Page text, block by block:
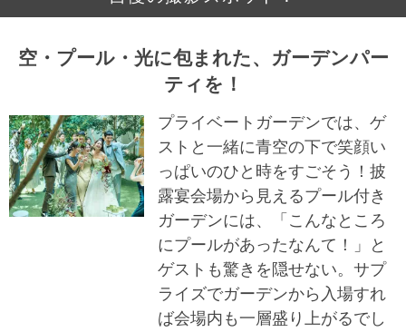
空・プール・光に包まれた、ガーデンパー
ティを！
プライベートガーデンでは、ゲ
ストと一緒に青空の下で笑顔い
っぱいのひと時をすごそう！披
露宴会場から見えるプール付き
ガーデンには、「こんなところ
にプールがあったなんて！」と
ゲストも驚きを隠せない。サプ
ライズでガーデンから入場すれ
ば会場内も一層盛り上がるでし